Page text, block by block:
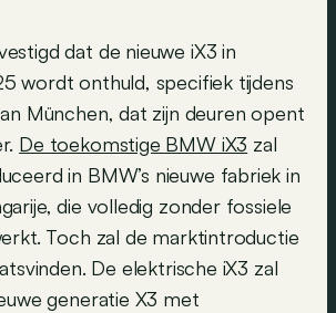
dat de nieuwe iX3 in
wordt onthuld, specifiek tijdens
München, dat zijn deuren opent
De toekomstige BMW iX3 zal
in BMW’s nieuwe fabriek in
die volledig zonder fossiele
Toch zal de marktintroductie
De elektrische iX3 zal
generatie X3 met